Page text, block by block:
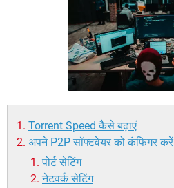
Torrent Speed कैसे बढ़ाएं
अपने P2P सॉफ्टवेयर को कंफिगर करें
पोर्ट सेटिंग
नेटवर्क सेटिंग